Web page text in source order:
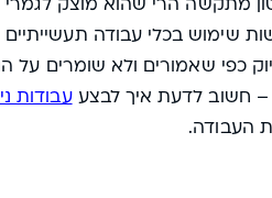
שימוש בכלי עבודה תעשייתיים
שאמורים ולא שומרים על
– חשוב לדעת איך לבצעעבודות
העבודה.